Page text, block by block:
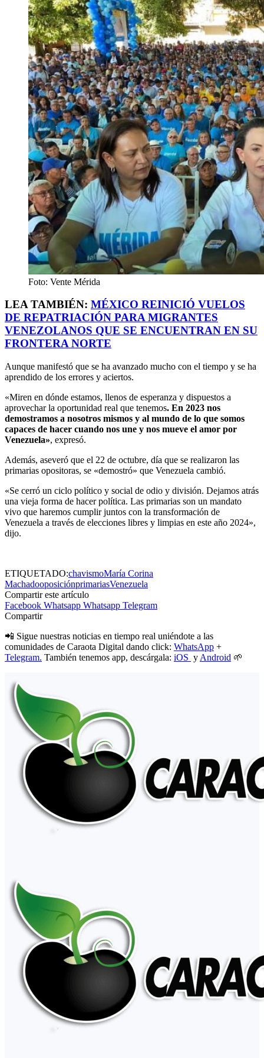
Foto: Vente Mérida
LEA TAMBIÉN: MÉXICO REINICIÓ VUELOS
DE REPATRIACIÓN PARA MIGRANTES
VENEZOLANOS QUE SE ENCUENTRAN EN SU
FRONTERA NORTE
Aunque manifestó que se ha avanzado mucho con el tiempo y se ha
aprendido de los errores y aciertos.
«Miren en dónde estamos, llenos de esperanza y dispuestos a
aprovechar la oportunidad real que tenemos. En 2023 nos
demostramos a nosotros mismos y al mundo de lo que somos
capaces de hacer cuando nos une y nos mueve el amor por
Venezuela», expresó.
Además, aseveró que el 22 de octubre, día que se realizaron las
primarias opositoras, se «demostró» que Venezuela cambió.
«Se cerró un ciclo político y social de odio y división. Dejamos atrás
una vieja forma de hacer política. Las primarias son un mandato
vivo que haremos cumplir juntos con la transformación de
Venezuela a través de elecciones libres y limpias en este año 2024»,
dijo.
ETIQUETADO:chavismoMaría Corina
MachadooposiciónprimariasVenezuela
Compartir este artículo
Facebook Whatsapp Whatsapp Telegram
Compartir
📲 Sigue nuestras noticias en tiempo real uniéndote a las
comunidades de Caraota Digital dando click: WhatsApp +
Telegram. También tenemos app, descárgala: iOS y Android 🌱